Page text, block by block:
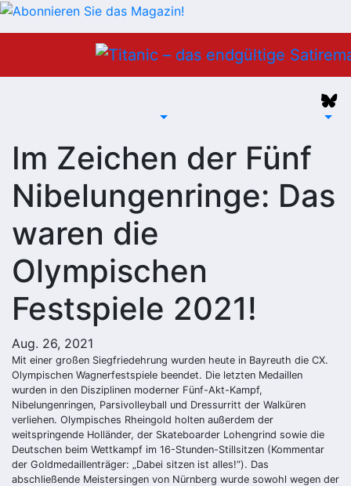
Im Zeichen der Fünf
Nibelungenringe: Das
waren die
Olympischen
Festspiele 2021!
Aug. 26, 2021
Mit einer großen Siegfriedehrung wurden heute in Bayreuth die CX.
Olympischen Wagnerfestspiele beendet. Die letzten Medaillen
wurden in den Disziplinen moderner Fünf-Akt-Kampf,
Nibelungenringen, Parsivolleyball und Dressurritt der Walküren
verliehen. Olympisches Rheingold holten außerdem der
weitspringende Holländer, der Skateboarder Lohengrind sowie die
Deutschen beim Wettkampf im 16-Stunden-Stillsitzen (Kommentar
der Goldmedaillenträger: „Dabei sitzen ist alles!“). Das
abschließende Meistersingen von Nürnberg wurde sowohl wegen der